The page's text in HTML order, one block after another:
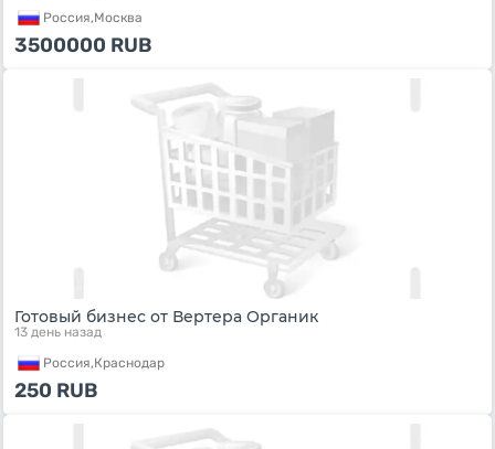
Россия,Москва
3500000 RUB
Готовый бизнес от Вертера Органик
13 день назад
Россия,Краснодар
250 RUB